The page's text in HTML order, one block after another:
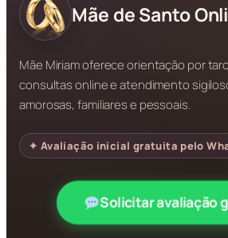
Mãe de Santo
Mãe Miriam oferece orientação por
consultas online e atendimento
amorosas, familiares e pessoais.
✦ Avaliação inicial gratuita pelo
Solicitar avaliação